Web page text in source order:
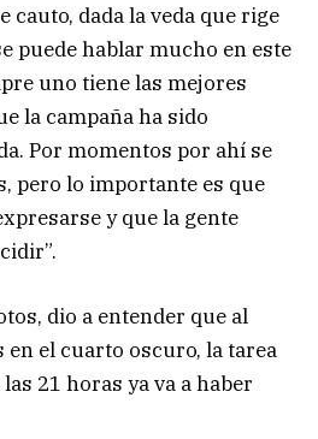
cauto, dada la veda que rige
puede hablar mucho en este
uno tiene las mejores
la campaña ha sido
Por momentos por ahí se
pero lo importante es que
y que la gente
dio a entender que al
en el cuarto oscuro, la tarea
21 horas ya va a haber